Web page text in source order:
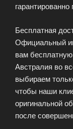
Бесплатная
Официальный
вам
Австралия во
выбираем
чтобы наши
оригинальной
после